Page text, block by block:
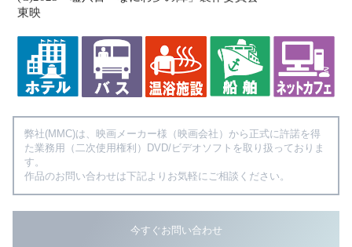
東映
弊社(MMC)は、映画メーカー様（映画会社）から正式に許諾を得
た業務用（二次使用権利）DVD/ビデオソフトを取り扱っておりま
す。
作品のお問い合わせは下記よりお気軽にご相談ください。
今すぐお問い合わせ